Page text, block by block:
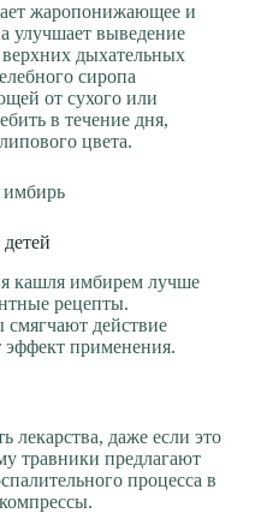
жаропонижающее и
улучшает выведение
дыхательных
сиропа
от сухого или
в течение дня,
цвета.
кашля имбирем лучше
рецепты.
действие
применения.
даже если это
травники предлагают
процесса в